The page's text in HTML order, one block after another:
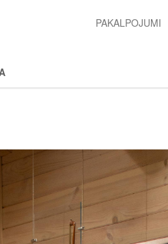
2nd
PAKALPOJUMI